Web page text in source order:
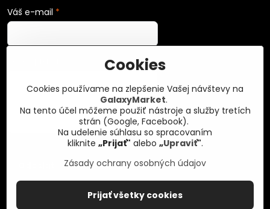
Váš e-mail *
Cookies
Cookies používame na zlepšenie Vašej návštevy na
GalaxyMarket.
Na tento účel môžeme použiť nástroje a služby tretích
strán (Google, Facebook).
Na udelenie súhlasu so spracovaním
kliknite „Prijať" alebo „Upraviť".
Zásady ochrany osobných údajov
Prijať všetky cookies